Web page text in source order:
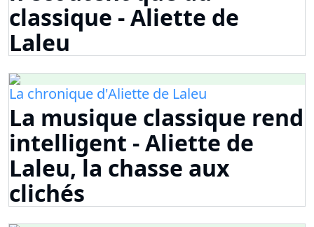
classique - Aliette de
Laleu
La chronique d'Aliette de Laleu
La musique classique rend
intelligent - Aliette de
Laleu, la chasse aux
clichés